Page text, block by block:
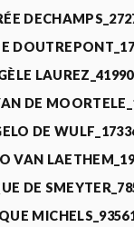
LAUREZ_41990
DE
DE
VAN
DE